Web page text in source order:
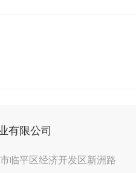
有限公司
临平区经济开发区新洲路